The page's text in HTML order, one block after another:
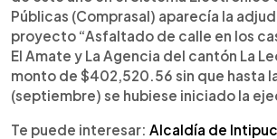
Públicas (Comprasal) aparecía la
proyecto “Asfaltado de calle en los
El Amate y La Agencia del cantón La
monto de $402,520.56 sin que hasta
(septiembre) se hubiese iniciado la
Te puede interesar: Alcaldía de